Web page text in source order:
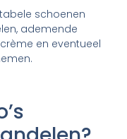
schoenen
ademende
en eventueel